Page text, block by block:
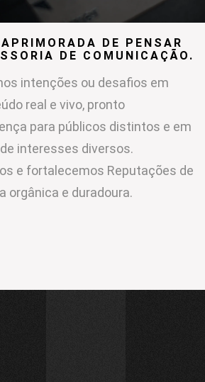
DE PENSAR
DE COMUNICAÇÃO.
intenções ou desafios em
real e vivo, pronto
para públicos distintos e em
interesses diversos.
e fortalecemos Reputações de
orgânica e duradoura.